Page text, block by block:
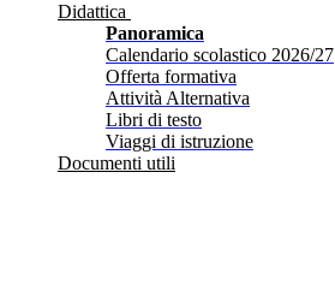
Didattica
Panoramica
Calendario scolastico 2026/27
Offerta formativa
Attività Alternativa
Libri di testo
Viaggi di istruzione
Documenti utili